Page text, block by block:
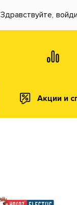
Здравствуйте,
Акции и